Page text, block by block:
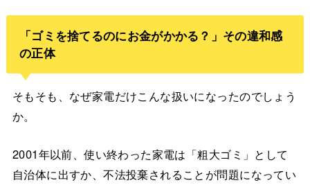
「ゴミを捨てるのにお金がかかる？」その違和感
の正体
そもそも、なぜ家電だけこんな扱いになったのでしょう
か。
2001年以前、使い終わった家電は「粗大ゴミ」として
自治体に出すか、不法投棄されることが問題になってい